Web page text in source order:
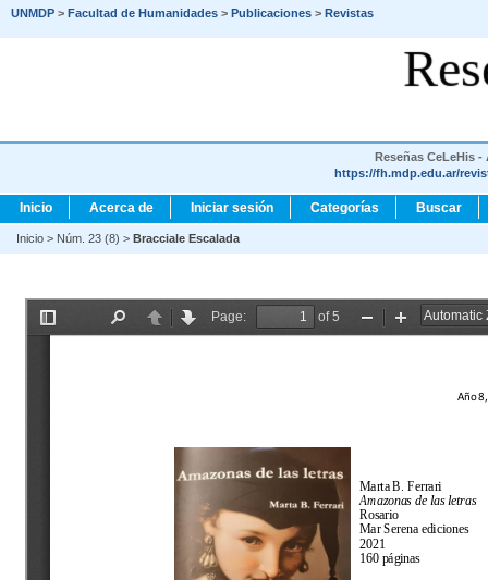
UNMDP > Facultad de Humanidades > Publicaciones > Revistas
Reseñas CeLeHis
https://fh.mdp.edu.ar/
Inicio Acerca de Iniciar sesión Categorías Buscar
Inicio > Núm. 23 (8) > Bracciale Escalada